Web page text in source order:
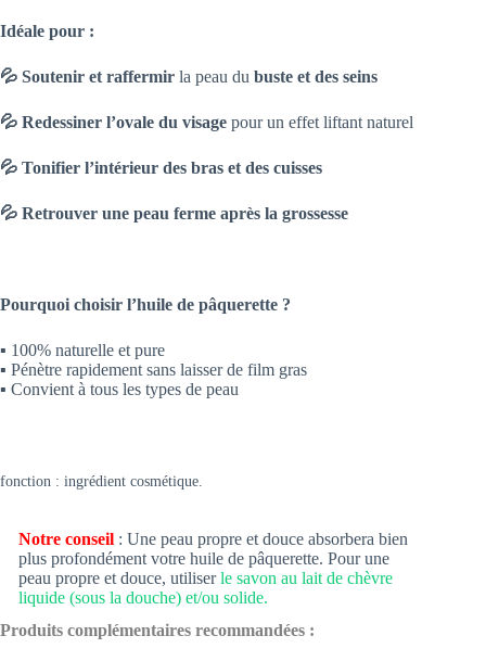
Idéale pour :
💦 Soutenir et raffermir la peau du buste et des seins
💦 Redessiner l’ovale du visage pour un effet liftant naturel
💦 Tonifier l’intérieur des bras et des cuisses
💦 Retrouver une peau ferme après la grossesse
Pourquoi choisir l’huile de pâquerette ?
▪️ 100% naturelle et pure
▪️ Pénètre rapidement sans laisser de film gras
▪️ Convient à tous les types de peau
fonction : ingrédient cosmétique.
Notre conseil : Une peau propre et douce absorbera bien
plus profondément votre huile de pâquerette. Pour une
peau propre et douce, utiliserle savon au lait de chèvre
liquide (sous la douche) et/ou solide.
Produits complémentaires recommandées :